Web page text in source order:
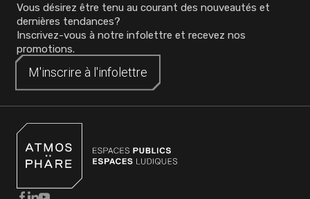
Vous désirez être tenu au courant des nouveautés et
dernières tendances?
Inscrivez-vous à notre infolettre et recevez nos
promotions.
M'inscrire à l'infolettre
M'inscrire à l'infolettre